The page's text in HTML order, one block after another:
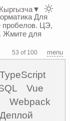
Для
пробелов. ЦЭ,
. Жмите для
53 of 100 menu
TypeScript
Vue
Webpack
Деплой
Кыргызча▼